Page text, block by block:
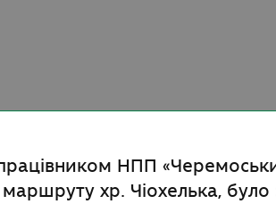
НПП
хр. Чіохелька, було